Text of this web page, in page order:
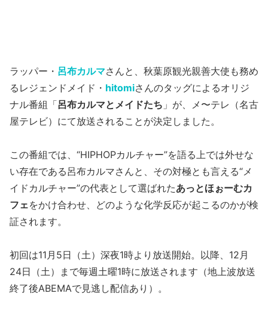
ラッパー・ 呂布カルマさんと、秋葉原観光親善大使も務め
るレジェンドメイド・ hitomiさんのタッグによるオリジ
ナル番組「呂布カルマとメイドたち 」が、メ〜テレ（名古
屋テレビ）にて放送されることが決定しました。
この番組では、“HIPHOPカルチャー”を語る上では外せな
い存在である呂布カルマさんと、その対極とも言える“メ
イドカルチャー”の代表として選ばれたあっとほぉーむカ
フェをかけ合わせ、どのような化学反応が起こるのかが検
証されます。
初回は11月5日（土）深夜1時より放送開始。以降、12月
24日（土）まで毎週土曜1時に放送されます（地上波放送
終了後ABEMAで見逃し配信あり）。